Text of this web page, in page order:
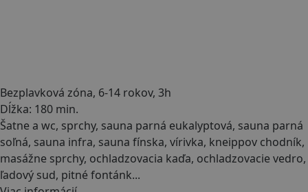
Bezplavková zóna, 6-14 rokov, 3h
Dĺžka: 180 min.
Šatne a wc, sprchy, sauna parná eukalyptová, sauna parná
soľná, sauna infra, sauna fínska, vírivka, kneippov chodník,
masážne sprchy, ochladzovacia kaďa, ochladzovacie vedro,
ľadový sud, pitné fontánk...